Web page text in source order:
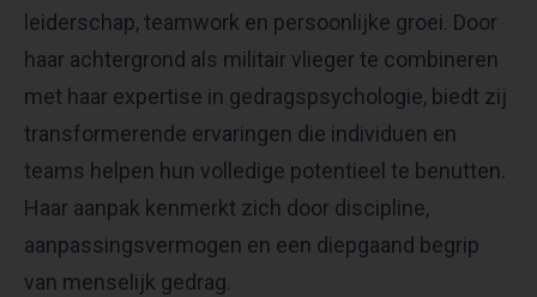
leiderschap, teamwork en persoonlijke groei. Door
haar achtergrond als militair vlieger te combineren
met haar expertise in gedragspsychologie, biedt zij
transformerende ervaringen die individuen en
teams helpen hun volledige potentieel te benutten.
Haar aanpak kenmerkt zich door discipline,
aanpassingsvermogen en een diepgaand begrip
van menselijk gedrag. ​